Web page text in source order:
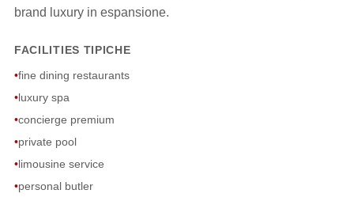
brand luxury in espansione.
FACILITIES TIPICHE
•fine dining restaurants
•luxury spa
•concierge premium
•private pool
•limousine service
•personal butler